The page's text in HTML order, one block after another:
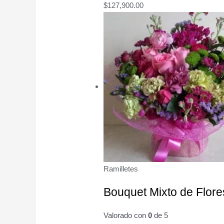
$127,900.00
Ramilletes
Bouquet Mixto de
Valorado con 0 de 5